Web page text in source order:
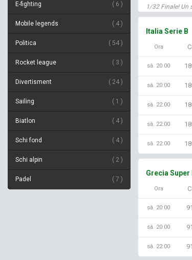
E-fighting 6
Mobile legends 4
Politica 54
Rocket league 3
Divertisment 24
Sailing 1
Biatlon 4
Schi fond 4
Schi alpin 2
Padel 7
1/32 Finale! Un
Italia Serie B
Ora
sâ. 20:00
sâ. 20:00
sâ. 22:00
sâ. 22:00
sâ. 22:00
Grecia Super
Ora
sâ. 20:00
sâ. 20:00
sâ. 22:00